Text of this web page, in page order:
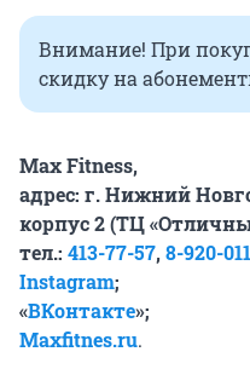
Внимание! При
скидку на
Max Fitness,
адрес: г. Нижний
корпус 2 (ТЦ
тел.: 413-77-57,8-920-
Instagram;
«ВКонтакте»;
Maxfitnes.ru.